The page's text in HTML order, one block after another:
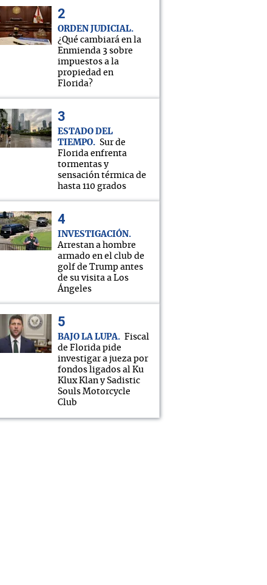
ORDEN JUDICIAL
¿Qué cambiará en la
Enmienda 3 sobre
impuestos a la
propiedad en
Florida?
ESTADO DEL
TIEMPO
Sur de
Florida enfrenta
tormentas y
sensación térmica de
hasta 110 grados
INVESTIGACIÓN
Arrestan a hombre
armado en el club de
golf de Trump antes
de su visita a Los
Ángeles
BAJO LA LUPA
Fiscal
de Florida pide
investigar a jueza por
fondos ligados al Ku
Klux Klan y Sadistic
Souls Motorcycle
Club